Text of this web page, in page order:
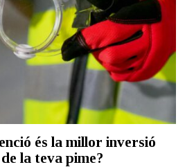
és la millor inversió
la teva pime?